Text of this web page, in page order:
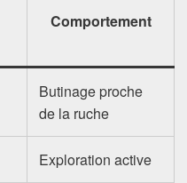
Comportement
Butinage proche
de la ruche
Exploration active